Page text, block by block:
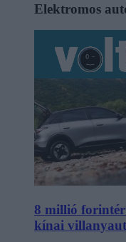
Elektromos
8 millió
kínai